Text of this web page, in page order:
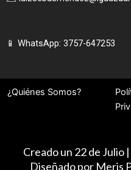
📱 WhatsApp: 3757-647253
¿Quiénes Somos?
Creado un 22 de
Diseñado por Meris